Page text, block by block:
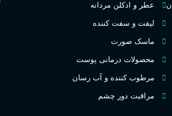
ای
عطر و ادکلن مردانه
لیفت و سفت کننده
ماسک صورت
محصولات درمانی پوست
مرطوب کننده و آب رسان
مراقبت دور چشم